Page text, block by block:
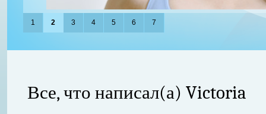
1 2 3 4 5 6 7
Все, что написал(а) Victoria